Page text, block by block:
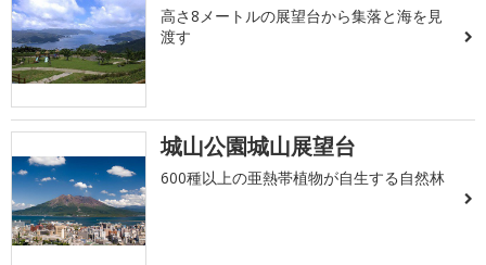
高さ8メートルの展望台から集落と海を見
渡す
城山公園城山展望台
600種以上の亜熱帯植物が自生する自然林